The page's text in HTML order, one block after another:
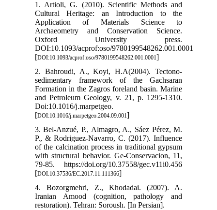
1. Artioli, G. (2010). Scientific Methods and
Cultural Heritage: an Introduction to the
Application of Materials Science to
Archaeometry and Conservation Science.
Oxford University press.
DOI:10.1093/acprof:oso/9780199548262.001.0001
[DOI:10.1093/acprof:oso/9780199548262.001.0001]
2. Bahroudi, A., Koyi, H.A(2004). Tectono-
sedimentary framework of the Gachsaran
Formation in the Zagros foreland basin. Marine
and Petroleum Geology, v. 21, p. 1295-1310.
Doi:10.1016/j.marpetgeo.
[DOI:10.1016/j.marpetgeo.2004.09.001]
3. Bel-Anzué, P., Almagro, A., Sáez Pérez, M.
P., & Rodriguez-Navarro, C. (2017). Influence
of the calcination process in traditional gypsum
with structural behavior. Ge-Conservacion, 11,
79-85. https://doi.org/10.37558/gec.v11i0.456
[DOI:10.37536/EC.2017.11.111366]
4. Bozorgmehri, Z., Khodadai. (2007). A.
Iranian Amood (cognition, pathology and
restoration). Tehran: Soroush. [In Persian].